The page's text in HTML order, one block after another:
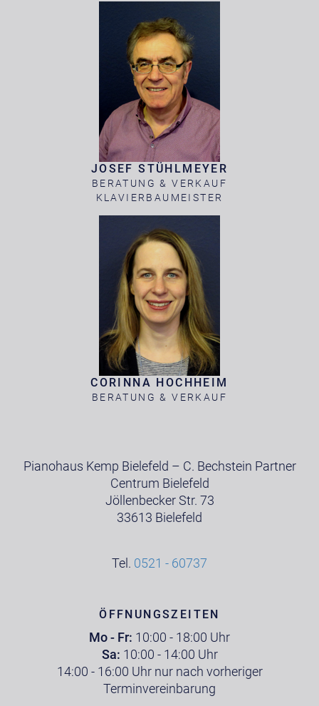
JOSEF STÜHLMEYER
BERATUNG & VERKAUF
KLAVIERBAUMEISTER
CORINNA HOCHHEIM
BERATUNG & VERKAUF
Pianohaus Kemp Bielefeld – C. Bechstein Partner
Centrum Bielefeld
Jöllenbecker Str. 73
33613 Bielefeld
Tel. 0521 - 60737
ÖFFNUNGSZEITEN
Mo - Fr: 10:00 - 18:00 Uhr
Sa: 10:00 - 14:00 Uhr
14:00 - 16:00 Uhr nur nach vorheriger
Terminvereinbarung